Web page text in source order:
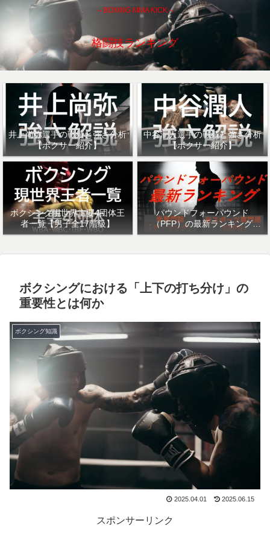
～BOXING MMA KICK～
格闘技ランキング
井上尚弥選手の戦績と強さ分析
【ボクサー紹介】
中谷潤人選手の戦績と強さ分析
【ボクサー紹介】
ボクシング現世界主要4団体王
者一覧【男子全17階級】
パウンドフォーパウンド
（PFP）の最新ランキング
「ザ・リング」・「ESPN」を
ボクシングにおける「上下の打ち分け」の
重要性とは何か
ボクシング知識
2025.04.01 2025.06.15
スポンサーリンク